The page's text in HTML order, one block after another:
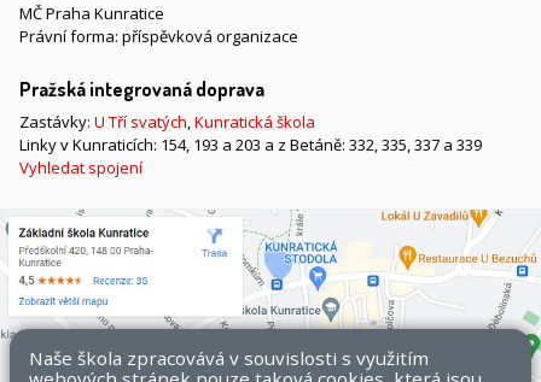
MČ Praha Kunratice
Právní forma: příspěvková organizace
Pražská integrovaná doprava
Zastávky: U Tří svatých,Kunratická škola
Linky v Kunraticích: 154, 193 a 203 a z Betáně: 332, 335, 337 a 339
Vyhledat spojení
Naše škola zpracovává v souvislosti s využitím